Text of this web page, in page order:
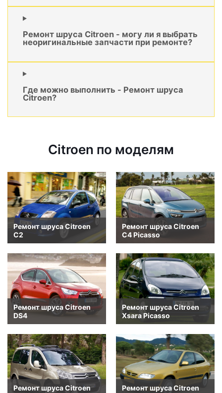
Ремонт шруса Citroen - могу ли я выбрать
неоригинальные запчасти при ремонте?
Где можно выполнить - Ремонт шруса
Citroen?
Citroen по моделям
Ремонт шруса Citroen
C2
Ремонт шруса Citroen
C4 Picasso
Ремонт шруса Citroen
DS4
Ремонт шруса Citroen
Xsara Picasso
Ремонт шруса Citroen
Ремонт шруса Citroen